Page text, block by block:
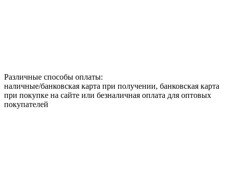
Различные способы оплаты:
наличные/банковская карта при получении, банковская карта
при покупке на сайте или безналичная оплата для оптовых
покупателей